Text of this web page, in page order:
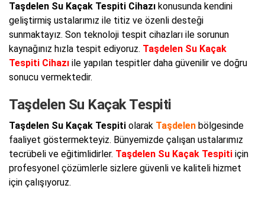
Taşdelen Su Kaçak Tespiti Cihazı konusunda kendini
geliştirmiş ustalarımız ile titiz ve özenli desteği
sunmaktayız. Son teknoloji tespit cihazları ile sorunun
kaynağınız hızla tespit ediyoruz. Taşdelen Su Kaçak
Tespiti Cihazı ile yapılan tespitler daha güvenilir ve doğru
sonucu vermektedir.
Taşdelen Su Kaçak Tespiti
Taşdelen Su Kaçak Tespiti olarak Taşdelen bölgesinde
faaliyet göstermekteyiz. Bünyemizde çalışan ustalarımız
tecrübeli ve eğitimlidirler. Taşdelen Su Kaçak Tespiti için
profesyonel çözümlerle sizlere güvenli ve kaliteli hizmet
için çalışıyoruz.